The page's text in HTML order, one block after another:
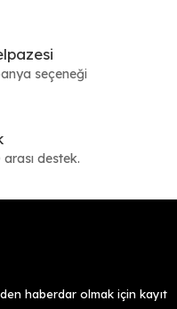
seçeneği
destek.
haberdar olmak için kayıt